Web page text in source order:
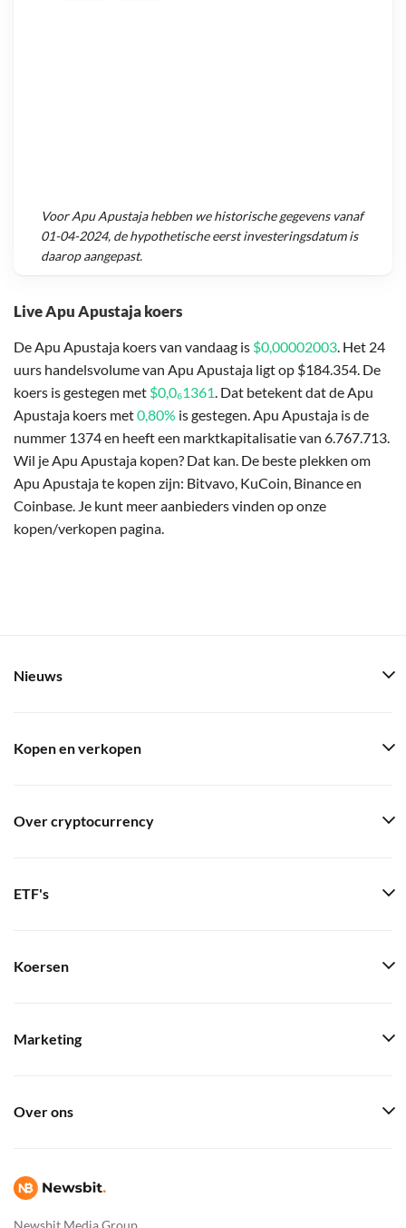
Live Apu Apustaja koers
De Apu Apustaja koers van vandaag is $0,00002003. Het 24
uurs handelsvolume van Apu Apustaja ligt op $184.354. De
koers is gestegen met $0,0₆1361. Dat betekent dat de Apu
Apustaja koers met0,80% is gestegen. Apu Apustaja is de
nummer 1374 en heeft een marktkapitalisatie van 6.767.713.
Wil je Apu Apustaja kopen? Dat kan. De beste plekken om
Apu Apustaja te kopen zijn: Bitvavo, KuCoin, Binance en
Coinbase. Je kunt meer aanbieders vinden op onze
kopen/verkopen pagina.
VoorApu Apustajahebben we historische gegevens vanaf
01-04-2024, de hypothetische eerst investeringsdatum is
daarop aangepast.
Newsbit Media Group
Nieuws
Kopen en verkopen
Over cryptocurrency
ETF's
Koersen
Marketing
Over ons